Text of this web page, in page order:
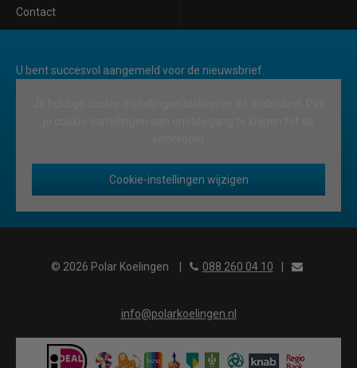
Contact
U bent succesvol aangemeld voor de nieuwsbrief.
Cookie-instellingen wijzigen
© 2026 Polar Koelingen 088 260 04 10
info@polarkoelingen.nl